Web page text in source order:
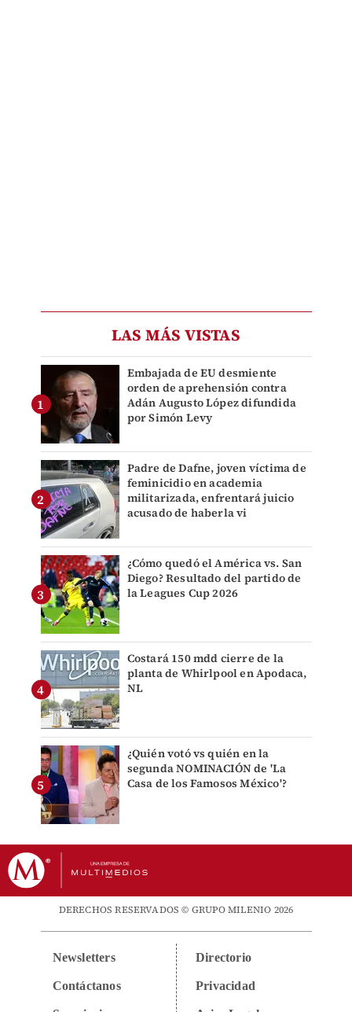
LAS MÁS VISTAS
Embajada de EU desmiente
orden de aprehensión contra
Adán Augusto López difundida
por Simón Levy
Padre de Dafne, joven víctima de
feminicidio en academia
militarizada, enfrentará juicio
acusado de haberla vi
¿Cómo quedó el América vs. San
Diego? Resultado del partido de
la Leagues Cup 2026
Costará 150 mdd cierre de la
planta de Whirlpool en Apodaca,
NL
¿Quién votó vs quién en la
segunda NOMINACIÓN de 'La
Casa de los Famosos México'?
DERECHOS RESERVADOS © GRUPO MILENIO 2026
Newsletters
Contáctanos
Directorio
Privacidad